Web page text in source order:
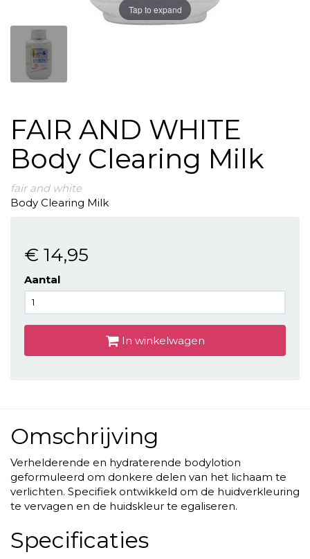
Tap to expand
FAIR AND WHITE
Body Clearing Milk
fair and white
Body Clearing Milk
€ 14,95
Aantal
In winkelwagen
Omschrijving
Verhelderende en hydraterende bodylotion
geformuleerd om donkere delen van het lichaam te
verlichten. Specifiek ontwikkeld om de huidverkleuring
te vervagen en de huidskleur te egaliseren.
Specificaties